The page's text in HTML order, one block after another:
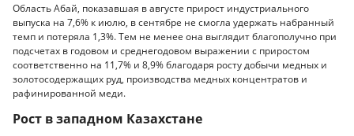
Область Абай, показавшая в августе прирост индустриального
выпуска на 7,6% к июлю, в сентябре не смогла удержать набранный
темп и потеряла 1,3%. Тем не менее она выглядит благополучно при
подсчетах в годовом и среднегодовом выражении с приростом
соответственно на 11,7% и 8,9% благодаря росту добычи медных и
золотосодержащих руд, производства медных концентратов и
рафинированной меди.
Рост в западном Казахстане